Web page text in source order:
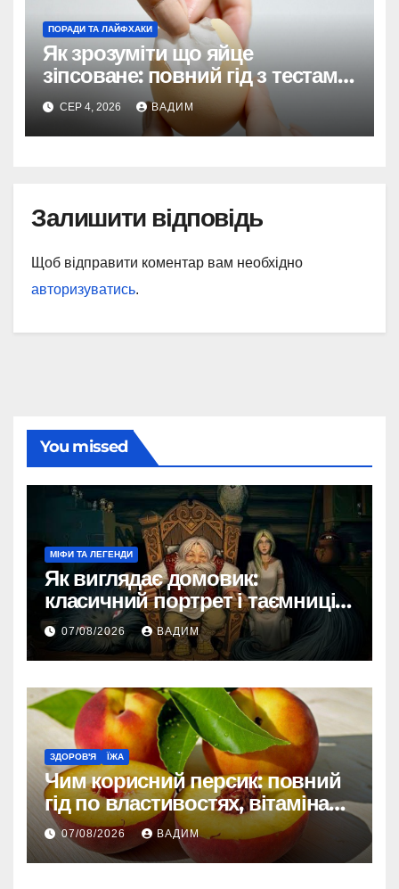
ПОРАДИ ТА ЛАЙФХАКИ
Як зрозуміти що яйце
зіпсоване: повний гід з тестами
та поясненнями
СЕР 4, 2026 ВАДИМ
Залишити відповідь
Щоб відправити коментар вам необхідно
авторизуватись.
You missed
МІФИ ТА ЛЕГЕНДИ
Як виглядає домовик:
класичний портрет і таємниці
зовнішності
07/08/2026 ВАДИМ
ЗДОРОВ'Я ЇЖА
Чим корисний персик: повний
гід по властивостях, вітамінах і
впливі на організм
07/08/2026 ВАДИМ